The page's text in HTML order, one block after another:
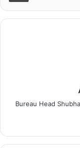
o
p
Bureau Head